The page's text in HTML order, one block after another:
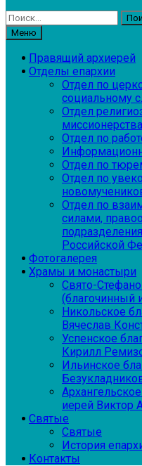
Найти:
Меню
Правящий архиерей
Отделы епархии
Отдел по
социальному
Отдел
Отдел по
Отдел по
Отдел по
Отдел по
силами,
Российской
Фотогалерея
Храмы и монастыри
Свято-
(благочинный
Никольское
Вячеслав
Успенское
Кирилл
Ильинское
иерей Виктор
Святые
Святые
История
Контакты